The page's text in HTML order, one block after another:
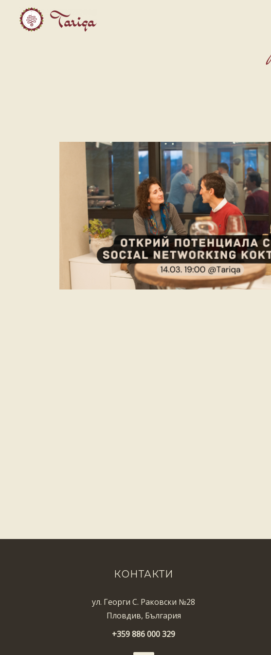
КОНТАКТИ
ул. Георги С. Раковски №28
Пловдив, България
+359 886 000 329